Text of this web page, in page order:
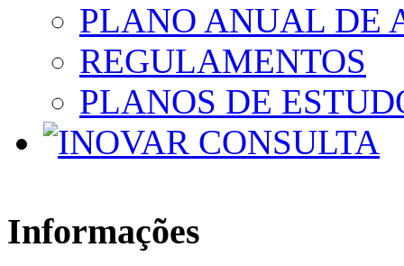
PLANO ANUAL DE
REGULAMENTOS
PLANOS DE
Informações